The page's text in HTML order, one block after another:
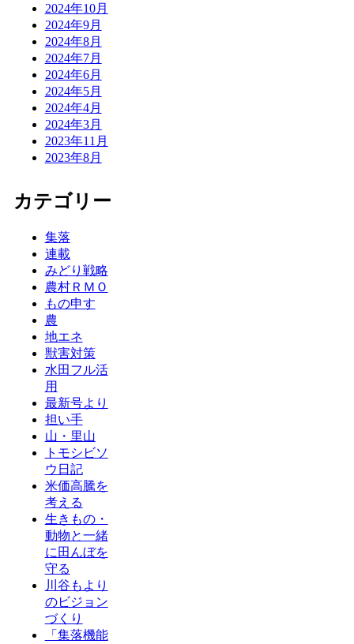
2024年10月
2024年9月
2024年8月
2024年7月
2024年6月
2024年5月
2024年4月
2024年3月
2023年11月
2023年8月
カテゴリー
集落
連載
みどり戦略
農村ＲＭＯ
もの申す
農
地エネ
獣害対策
水田フル活
用
最新号より
担い手
山・里山
トモシビソ
ウ日記
米価高騰を
考える
生きもの・
動物と一緒
に田んぼを
守る
川谷もより
のビジョン
づくり
「集落機能